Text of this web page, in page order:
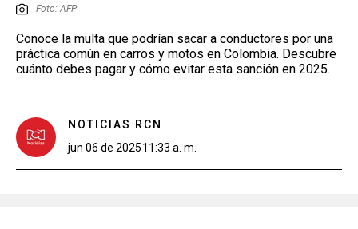
Foto: AFP
Conoce la multa que podrían sacar a conductores por una
práctica común en carros y motos en Colombia. Descubre
cuánto debes pagar y cómo evitar esta sanción en 2025.
NOTICIAS RCN
jun 06 de 202511:33 a. m.